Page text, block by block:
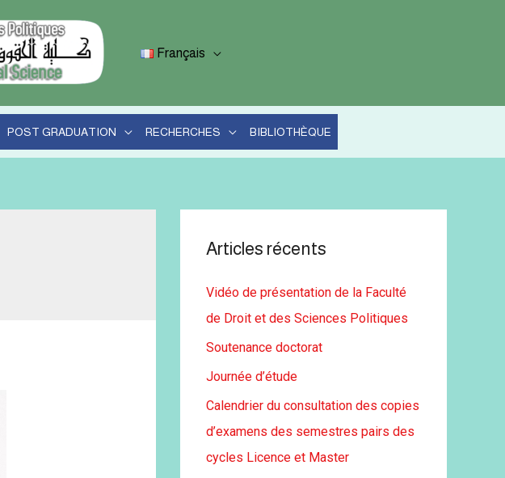
Français
POST GRADUATION RECHERCHES BIBLIOTHÈQUE
Articles récents
Vidéo de présentation de la Faculté
de Droit et des Sciences Politiques
Soutenance doctorat
Journée d’étude
Calendrier du consultation des copies
d’examens des semestres pairs des
cycles Licence et Master